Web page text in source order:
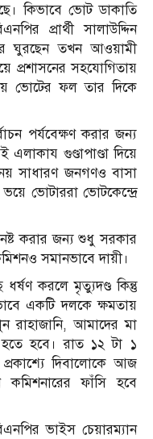
কিভাবে ভোট ডাকাতি
প্রার্থী সালাউদ্দিন
ঘুরছেন তখন আওয়ামী
প্রশাসনের সহযোগিতায়
ভোটের ফল তার দিকে
পর্যবেক্ষণ করার জন্য
গুণ্ডাপাণ্ডা দিয়ে
সাধারণ জনগণও বাসা
ভয়ে ভোটাররা ভোটকেন্দ্রে
করার জন্য শুধু সরকার
সমানভাবে দায়ী।
করলে মৃত্যুদণ্ড কিন্তু
একটি দলকে ক্ষমতায়
রাহাজানি, আমাদের মা
হতে হবে। রাত ১২ টা ১
দিবালোকে আজ
ফাঁসি হবে
ভাইস চেয়ারম্যান